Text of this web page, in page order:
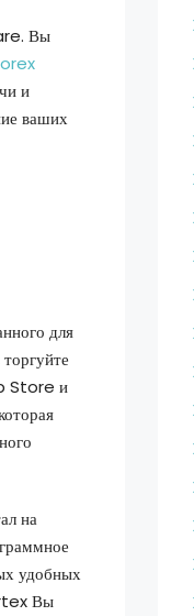
Вы
и
ваших
для
Store и
на
удобных
Вы